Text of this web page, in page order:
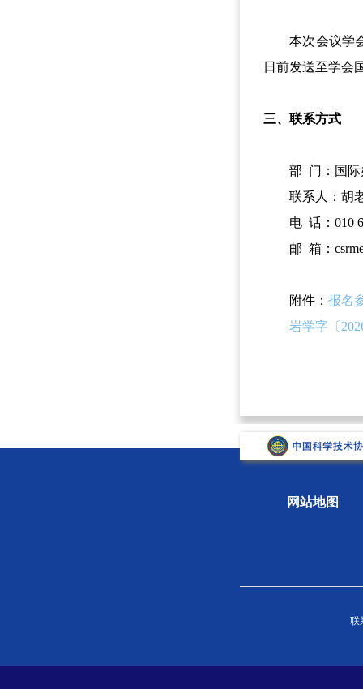
本次会议学会
日前发送至学会
三、联系方式
部 门：国际
联系人：胡
电 话：010
邮 箱：
附件： 报名
岩学字〔
网站地图
组织机构
组
专题
联